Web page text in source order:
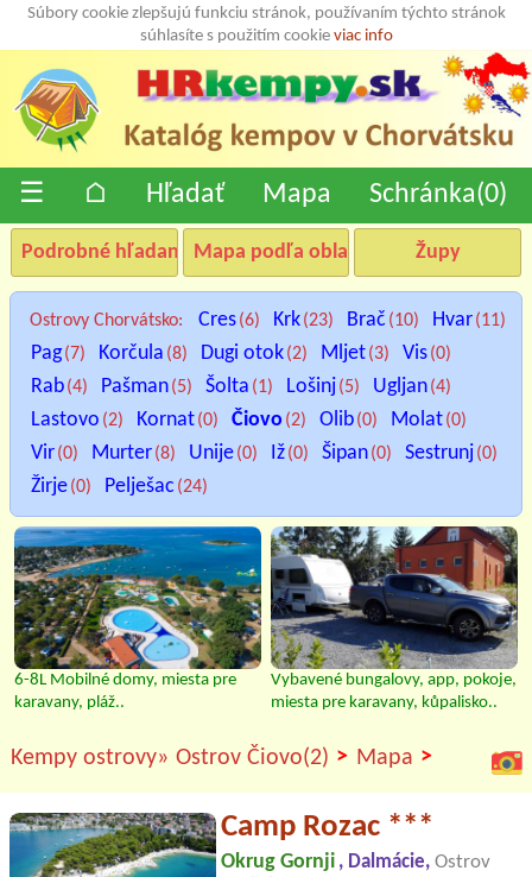
Súbory cookie zlepšujú funkciu stránok, používaním týchto stránok
súhlasíte s použitím cookie viac info
☰ ⌂ Hľadať Mapa Schránka(0)
Podrobné hľadanie Mapa podľa oblastí Župy
Ostrovy Chorvátsko: Cres(6) Krk(23) Brač (10) Hvar(11)
Pag(7) Korčula (8) Dugi otok(2) Mljet(3) Vis(0)
Rab(4) Pašman(5) Šolta (1) Lošinj(5) Ugljan(4)
Lastovo (2) Kornat(0) Čiovo (2) Olib(0) Molat(0)
Vir(0) Murter(8) Unije(0) Iž(0) Šipan(0) Sestrunj(0)
Žirje(0) Pelješac (24)
6-8L Mobilné domy, miesta pre
karavany, pláž..
Vybavené bungalovy, app, pokoje,
miesta pre karavany, kůpalisko..
Kempy ostrovy» Ostrov Čiovo(2) > Mapa >
Camp Rozac ***
Okrug Gornji , Dalmácie, Ostrov